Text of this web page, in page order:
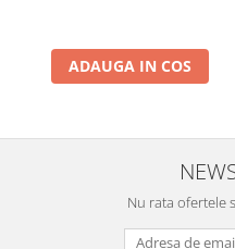
ADAUGA IN COS
Nu rata ofertele